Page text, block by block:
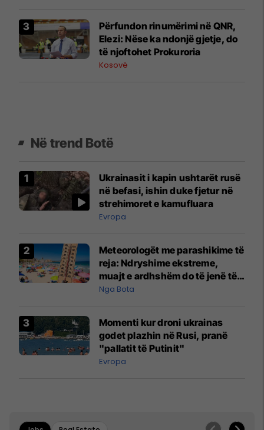
​Përfundon rinumërimi në QNR,
Elezi: Nëse ka ndonjë gjetje, do
të njoftohet Prokuroria
Kosovë
Në trend Botë
Ukrainasit i kapin ushtarët rusë
në befasi, ishin duke fjetur në
strehimoret e kamufluara
Evropa
Meteorologët me parashikime të
reja: Ndryshime ekstreme,
muajt e ardhshëm do të jenë të
pazakontë
Nga Bota
Momenti kur droni ukrainas
godet plazhin në Rusi, pranë
"pallatit të Putinit"
Evropa